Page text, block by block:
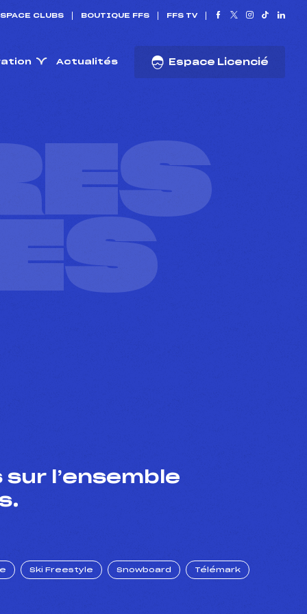
CLUBS BOUTIQUE FFS FFS TV
Actualités Espace Licencié
l’ensemble
Ski Freestyle Snowboard Télémark